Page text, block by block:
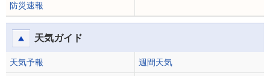
防災速報
天気ガイド
天気予報 週間天気